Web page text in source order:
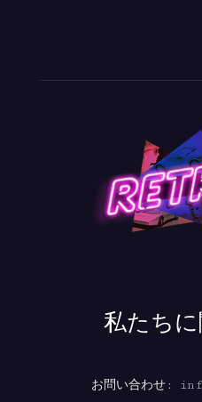
私たち
お問い合わせ: